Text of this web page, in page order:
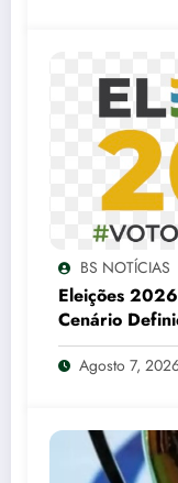
BS NOTÍCIAS
Eleições
Cenário
Senado
Agosto 7,